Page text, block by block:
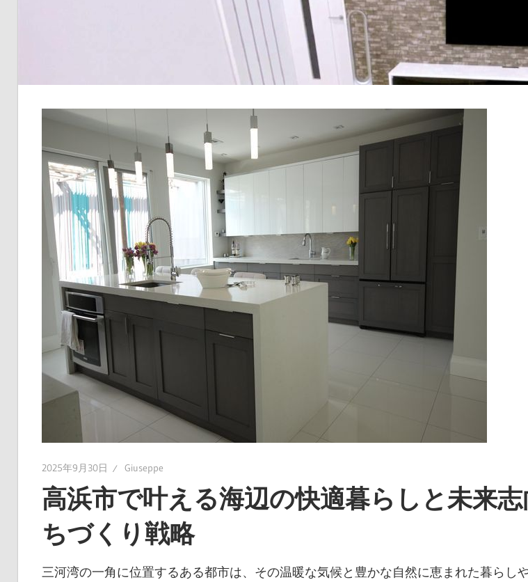
な
特
別
な
住
れ
よ
う！
2025年9月30日 Giuseppe
高浜市で叶える海辺の快適暮らしと未来志
ちづくり戦略
三河湾の一角に位置するある都市は、その温暖な気候と豊かな自然に恵まれた暮らし